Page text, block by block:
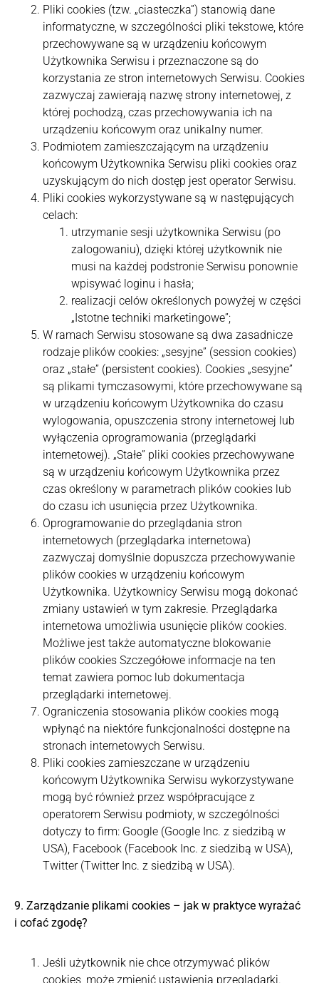
Pliki cookies (tzw. „ciasteczka”) stanowią dane
informatyczne, w szczególności pliki tekstowe, które
przechowywane są w urządzeniu końcowym
Użytkownika Serwisu i przeznaczone są do
korzystania ze stron internetowych Serwisu. Cookies
zazwyczaj zawierają nazwę strony internetowej, z
której pochodzą, czas przechowywania ich na
urządzeniu końcowym oraz unikalny numer.
Podmiotem zamieszczającym na urządzeniu
końcowym Użytkownika Serwisu pliki cookies oraz
uzyskującym do nich dostęp jest operator Serwisu.
Pliki cookies wykorzystywane są w następujących
celach:
utrzymanie sesji użytkownika Serwisu (po
zalogowaniu), dzięki której użytkownik nie
musi na każdej podstronie Serwisu ponownie
wpisywać loginu i hasła;
realizacji celów określonych powyżej w części
„Istotne techniki marketingowe”;
W ramach Serwisu stosowane są dwa zasadnicze
rodzaje plików cookies: „sesyjne” (session cookies)
oraz „stałe” (persistent cookies). Cookies „sesyjne”
są plikami tymczasowymi, które przechowywane są
w urządzeniu końcowym Użytkownika do czasu
wylogowania, opuszczenia strony internetowej lub
wyłączenia oprogramowania (przeglądarki
internetowej). „Stałe” pliki cookies przechowywane
są w urządzeniu końcowym Użytkownika przez
czas określony w parametrach plików cookies lub
do czasu ich usunięcia przez Użytkownika.
Oprogramowanie do przeglądania stron
internetowych (przeglądarka internetowa)
zazwyczaj domyślnie dopuszcza przechowywanie
plików cookies w urządzeniu końcowym
Użytkownika. Użytkownicy Serwisu mogą dokonać
zmiany ustawień w tym zakresie. Przeglądarka
internetowa umożliwia usunięcie plików cookies.
Możliwe jest także automatyczne blokowanie
plików cookies Szczegółowe informacje na ten
temat zawiera pomoc lub dokumentacja
przeglądarki internetowej.
Ograniczenia stosowania plików cookies mogą
wpłynąć na niektóre funkcjonalności dostępne na
stronach internetowych Serwisu.
Pliki cookies zamieszczane w urządzeniu
końcowym Użytkownika Serwisu wykorzystywane
mogą być również przez współpracujące z
operatorem Serwisu podmioty, w szczególności
dotyczy to firm: Google (Google Inc. z siedzibą w
USA), Facebook (Facebook Inc. z siedzibą w USA),
Twitter (Twitter Inc. z siedzibą w USA).
9. Zarządzanie plikami cookies – jak w praktyce wyrażać
i cofać zgodę?
Jeśli użytkownik nie chce otrzymywać plików
cookies, może zmienić ustawienia przeglądarki.